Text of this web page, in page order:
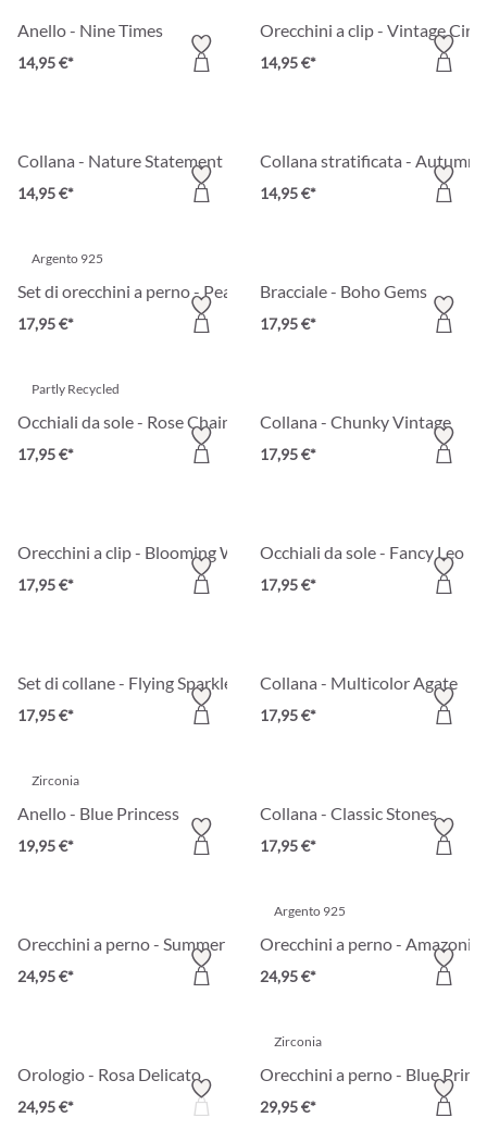
Anello - Nine Times
14,95 €*
Orecchini a clip - Vintage
14,95 €*
Collana - Nature Statement
14,95 €*
Collana stratificata - Autumn
14,95 €*
Argento 925
Set di orecchini a perno - Pearly Shimmer
17,95 €*
Bracciale - Boho Gems
17,95 €*
Partly Recycled
Occhiali da sole - Rose Chain
17,95 €*
Collana - Chunky Vintage
17,95 €*
Orecchini a clip - Blooming Whirl
17,95 €*
Occhiali da sole - Fancy Leo
17,95 €*
Set di collane - Flying Sparkle
17,95 €*
Collana - Multicolor Agate
17,95 €*
Zirconia
Anello - Blue Princess
19,95 €*
Collana - Classic Stones
17,95 €*
Orecchini a perno - Summer Turquoise
24,95 €*
Argento 925
Orecchini a perno -
24,95 €*
Orologio - Rosa Delicato
24,95 €*
Zirconia
Orecchini a perno - Blue
29,95 €*